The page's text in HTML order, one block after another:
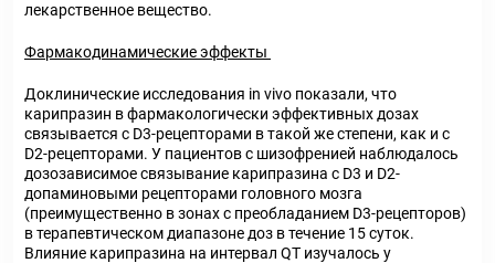
лекарственное вещество.
Фармакодинамические эффекты
Доклинические исследования in vivo показали, что
карипразин в фармакологически эффективных дозах
связывается с D3-рецепторами в такой же степени, как и с
D2-рецепторами. У пациентов с шизофренией наблюдалось
дозозависимое связывание карипразина с D3 и D2-
допаминовыми рецепторами головного мозга
(преимущественно в зонах с преобладанием D3-рецепторов)
в терапевтическом диапазоне доз в течение 15 суток.
Влияние карипразина на интервал QT изучалось у